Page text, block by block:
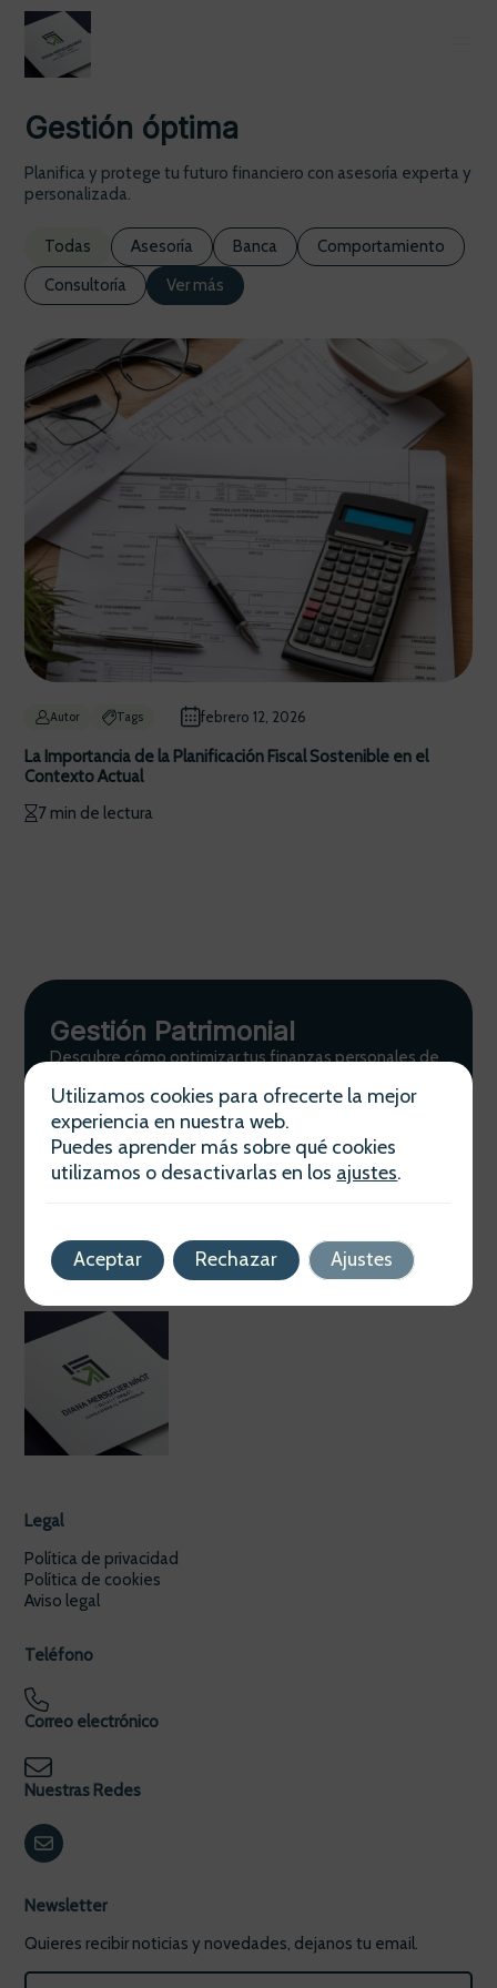
Gestión óptima
Planifica y protege tu futuro financiero con asesoría experta y
personalizada.
Todas Asesoría Banca
Comportamiento
Consultoría
Ver más
Autor Tags febrero 12, 2026
La Importancia de la Planificación Fiscal Sostenible en el
Contexto Actual
7 min de lectura
Gestión Patrimonial
Descubre cómo optimizar tus finanzas personales de
estratégica adaptada a tus necesidades actuales y
futuras.
Ver más
Legal
Política de privacidad
Política de cookies
Aviso legal
Teléfono
Correo electrónico
Nuestras Redes
Newsletter
Quieres recibir noticias y novedades, dejanos tu email.
Utilizamos cookies para ofrecerte la mejor
experiencia en nuestra web.
Puedes aprender más sobre qué cookies
utilizamos o desactivarlas en los ajustes.
Aceptar Rechazar Ajustes